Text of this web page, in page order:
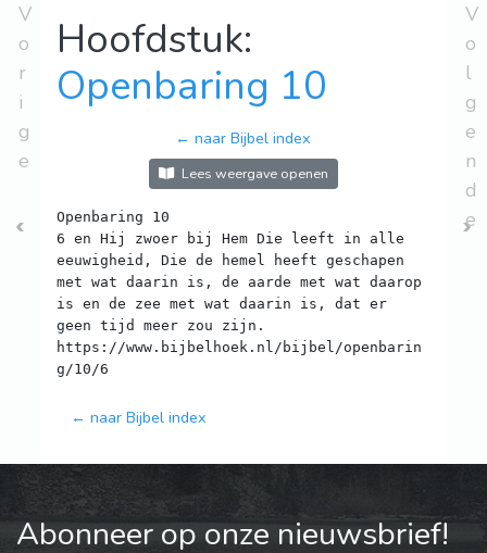
V
o
r
i
g
e
Hoofdstuk:
Openbaring 10
← naar Bijbel index
Lees weergave openen
Openbaring 10
6 en Hij zwoer bij Hem Die leeft in alle
eeuwigheid, Die de hemel heeft geschapen
met wat daarin is, de aarde met wat daarop
is en de zee met wat daarin is, dat er
geen tijd meer zou zijn.
https://www.bijbelhoek.nl/bijbel/openbarin
← naar Bijbel index
V
o
l
g
e
n
d
e
Abonneer op onze nieuwsbrief!